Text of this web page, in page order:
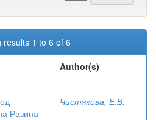
results 1 to 6 of 6
Author(s)
Разина
Чистякова, Е.В.